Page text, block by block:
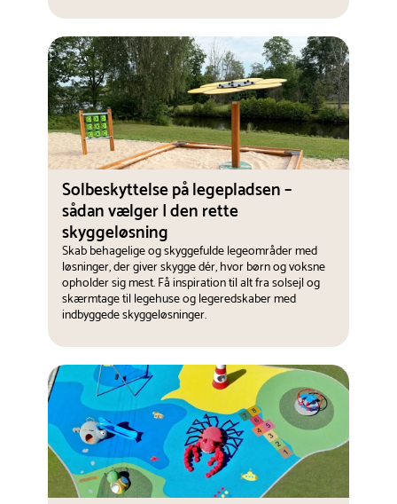
Solbeskyttelse på legepladsen –
sådan vælger I den rette
skyggeløsning
Skab behagelige og skyggefulde legeområder med
løsninger, der giver skygge dér, hvor børn og voksne
opholder sig mest. Få inspiration til alt fra solsejl og
skærmtage til legehuse og legeredskaber med
indbyggede skyggeløsninger.